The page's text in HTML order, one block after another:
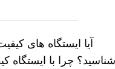
آیا ایستگاه های
شناسید؟ چرا با